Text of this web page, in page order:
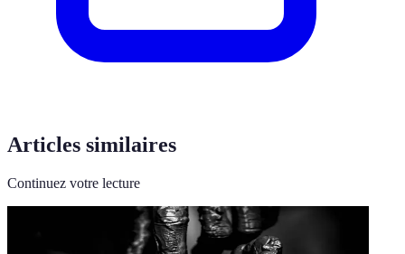
Articles similaires
Continuez votre lecture